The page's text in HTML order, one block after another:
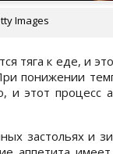
Images
тяга к еде, и
понижении
и этот процесс
застольях и